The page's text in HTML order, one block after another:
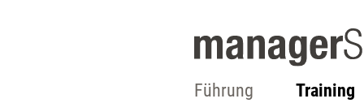
Führung Training